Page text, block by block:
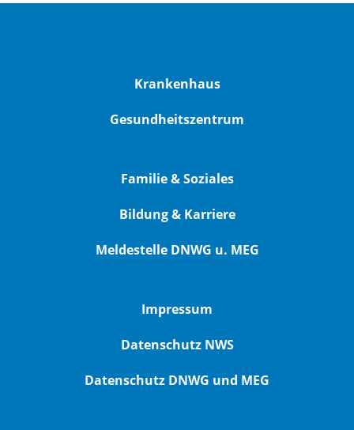
Krankenhaus
Gesundheitszentrum
Familie & Soziales
Bildung & Karriere
Meldestelle DNWG u. MEG
Impressum
Datenschutz NWS
Datenschutz DNWG und MEG